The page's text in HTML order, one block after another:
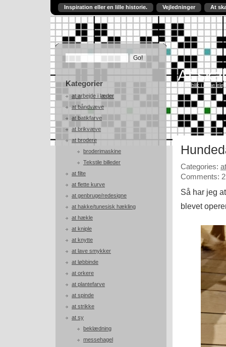
Inspiration eller en lille historie. Vejledninger At
Kategorier
at arbejde i læder
at båndvæve
at batikfarve
at brikvæve
at brodere
broderimaskine
Tekstile billeder
at filte
at flette kurve
at genbruge/redesigne
at hakke/tunesisk hækling
at hækle
at kniple
at knytte
at lave smykker
at løbbinde
at orkere
at plantefarve
at spinde
at strikke
at sy
beklædning
messehagel
At
Et indblik i mine
Categories:
Comments: 2
Så har jeg
blevet